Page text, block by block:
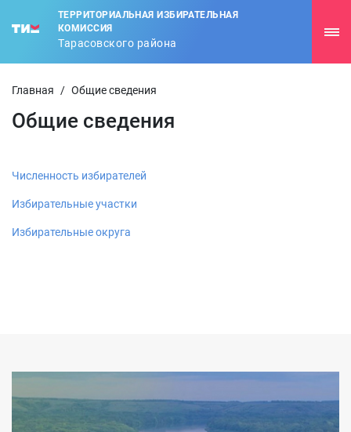
ТЕРРИТОРИАЛЬНАЯ ИЗБИРАТЕЛЬНАЯ
КОМИССИЯ
Тарасовского района
Главная / Общие сведения
Общие сведения
Численность избирателей
Избирательные участки
Избирательные округа